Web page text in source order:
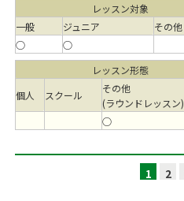
レッスン対象
一般
ジュニア
その他
○
○
レッスン形態
個人
スクール
その他
(ラウンドレッスン)
○
1 2